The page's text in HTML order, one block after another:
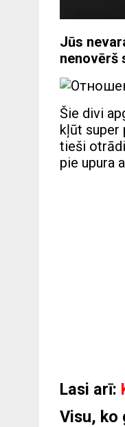
Jūs
nenovērš
Šie divi
kļūt super
tieši
pie upura
Lasi arī:
Visu, ko